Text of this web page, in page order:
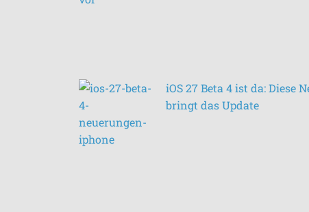
iOS 27 Beta 4 ist da: Diese
bringt das Update